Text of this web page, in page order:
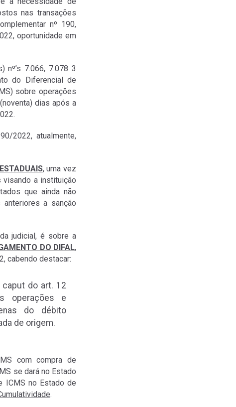
nas transações
nº 190,
oportunidade em
nº’s 7.066, 7.078 3
do Diferencial de
sobre operações
dias após a
2022, atualmente,
, uma vez
a instituição
que ainda não
a sanção
judicial, é sobre a
DO DIFAL,
cabendo destacar:
do art. 12
operações e
do débito
de origem.
com compra de
se dará no Estado
ICMS no Estado de
.